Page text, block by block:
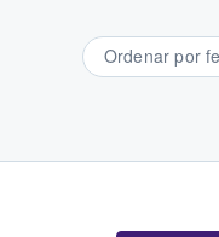
Ordenar por